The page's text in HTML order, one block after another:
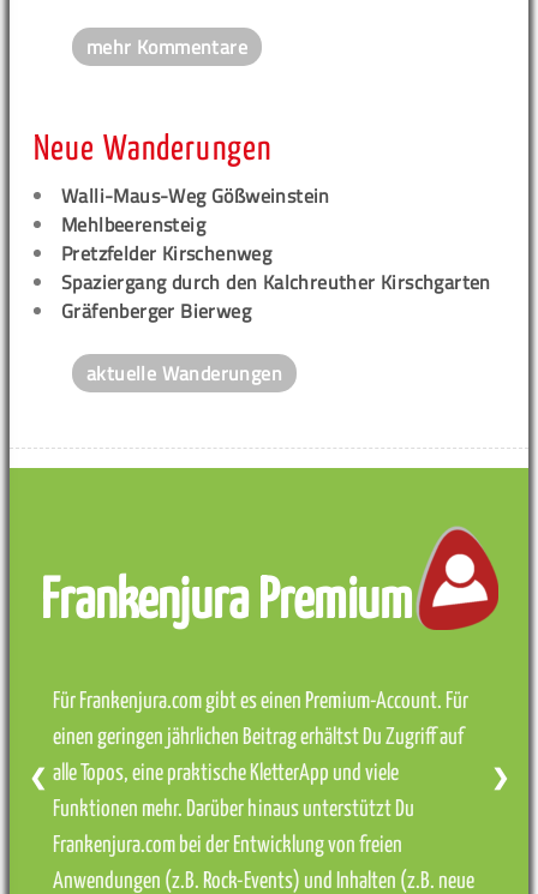
mehr Kommentare
Neue Wanderungen
Walli-Maus-Weg Gößweinstein
Mehlbeerensteig
Pretzfelder Kirschenweg
Spaziergang durch den Kalchreuther Kirschgarten
Gräfenberger Bierweg
aktuelle Wanderungen
Frankenjura Premium
Für Frankenjura.com gibt es einen Premium-Account. Für
einen geringen jährlichen Beitrag erhältst Du Zugriff auf
alle Topos, eine praktische KletterApp und viele
Funktionen mehr. Darüber hinaus unterstützt Du
Frankenjura.com bei der Entwicklung von freien
Anwendungen (z.B. Rock-Events) und Inhalten (z.B. neue
❮ ❯